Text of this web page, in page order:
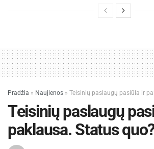
p.
tel. Nr. +37061487148, +370
Trakų istorijos muziejaus
Pradžia » Naujienos » Teisinių paslaugų pasiūla ir
Teisinių paslaugų
paklausa. Status